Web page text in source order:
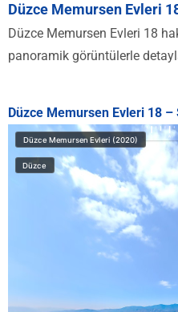
Düzce Memursen Evleri
Düzce Memursen Evleri 18
panoramik görüntülerle
Düzce Memursen Evleri 18 –